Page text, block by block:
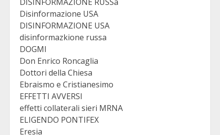
Disinformazione USA
DISINFORMAZIONE USA
disinformazkione russa
DOGMI
Don Enrico Roncaglia
Dottori della Chiesa
Ebraismo e Cristianesimo
EFFETTI AVVERSI
effetti collaterali sieri MRNA
ELIGENDO PONTIFEX
Eresia